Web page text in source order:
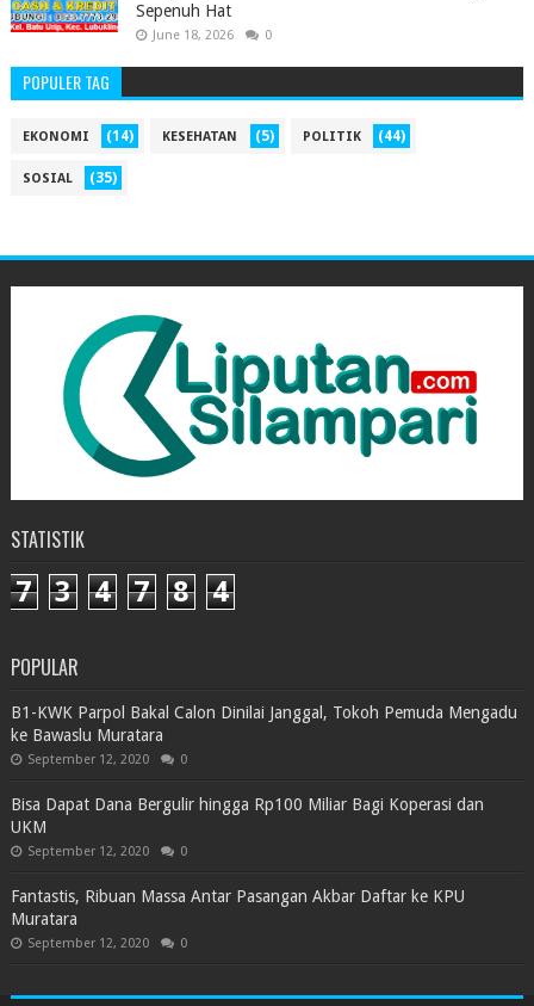
Sepenuh Hat
June 18, 2026 0
POPULER TAG
EKONOMI (14) KESEHATAN (5) POLITIK (44)
SOSIAL (35)
STATISTIK
7 3 4 7 8 4
POPULAR
B1-KWK Parpol Bakal Calon Dinilai Janggal, Tokoh Pemuda Mengadu
ke Bawaslu Muratara
September 12, 2020 0
Bisa Dapat Dana Bergulir hingga Rp100 Miliar Bagi Koperasi dan
UKM
September 12, 2020 0
Fantastis, Ribuan Massa Antar Pasangan Akbar Daftar ke KPU
Muratara
September 12, 2020 0